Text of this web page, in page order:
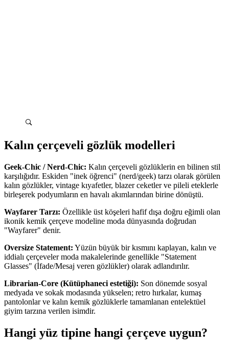
Kalın çerçeveli gözlük modelleri
Geek-Chic / Nerd-Chic: Kalın çerçeveli gözlüklerin en bilinen stil
karşılığıdır. Eskiden "inek öğrenci" (nerd/geek) tarzı olarak görülen
kalın gözlükler, vintage kıyafetler, blazer ceketler ve pileli eteklerle
birleşerek podyumların en havalı akımlarından birine dönüştü.
Wayfarer Tarzı: Özellikle üst köşeleri hafif dışa doğru eğimli olan
ikonik kemik çerçeve modeline moda dünyasında doğrudan
"Wayfarer" denir.
Oversize Statement: Yüzün büyük bir kısmını kaplayan, kalın ve
iddialı çerçeveler moda makalelerinde genellikle "Statement
Glasses" (İfade/Mesaj veren gözlükler) olarak adlandırılır.
Librarian-Core (Kütüphaneci estetiği): Son dönemde sosyal
medyada ve sokak modasında yükselen; retro hırkalar, kumaş
pantolonlar ve kalın kemik gözlüklerle tamamlanan entelektüel
giyim tarzına verilen isimdir.
Hangi yüz tipine hangi çerçeve uygun?